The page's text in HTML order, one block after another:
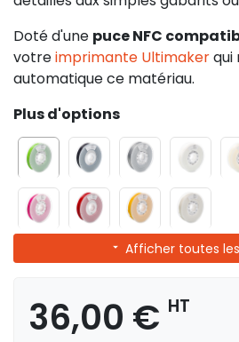
Doté d'une puce NFC
votreimprimante Ultimakerqui
automatique ce matériau.
Plus d'options
Afficher toutes
36,00 € HT